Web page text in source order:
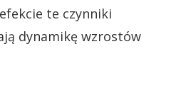
te czynniki
dynamikę wzrostów